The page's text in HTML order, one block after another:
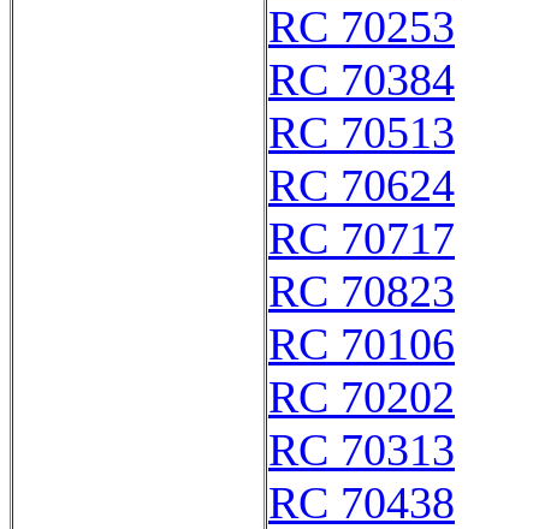
RC 70253
RC 70384
RC 70513
RC 70624
RC 70717
RC 70823
RC 70106
RC 70202
RC 70313
RC 70438